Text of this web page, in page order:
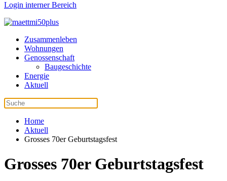
Login interner Bereich
Zusammenleben
Wohnungen
Genossenschaft
Baugeschichte
Energie
Aktuell
Home
Aktuell
Grosses 70er Geburtstagsfest
Grosses 70er Geburtstagsfest